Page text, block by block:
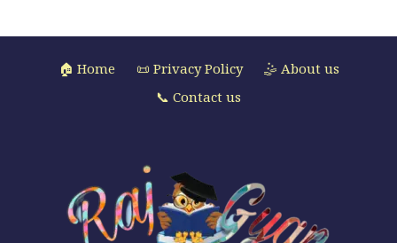
🏠 Home 📜 Privacy Policy
🤹 About us
📞 Contact us